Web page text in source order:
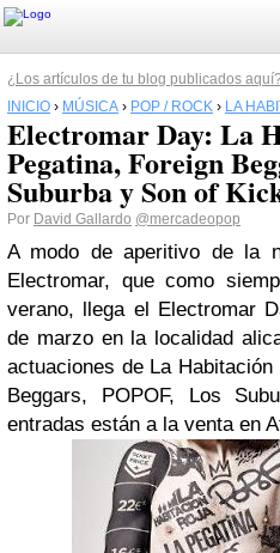
¿Los artículos de tu blog publicados
INICIO › MÚSICA › POP / ROCK › LA
Electromar Day: La
Pegatina, Foreign
Suburba y Son of
Por David Gallardo @mercadeopop
A modo de aperitivo de la
Electromar, que como
verano, llega el Electromar
de marzo en la localidad
actuaciones de La
Beggars, POPOF, Los
entradas están a la venta en